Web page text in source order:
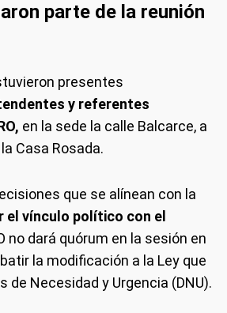
parte de la reunión
presentes
y referentes
en la sede la calle Balcarce, a
Casa Rosada.
que se alínean con la
el vínculo político con el
no dará quórum en la sesión en
la modificación a la Ley que
de Necesidad y Urgencia (DNU).